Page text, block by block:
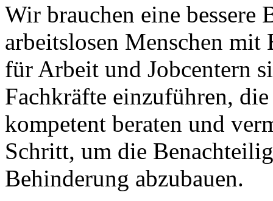
Wir brauchen eine
arbeitslosen Menschen
für Arbeit und Jobcentern
Fachkräfte einzuführen,
kompetent beraten und
Schritt, um die
Behinderung abzubauen.